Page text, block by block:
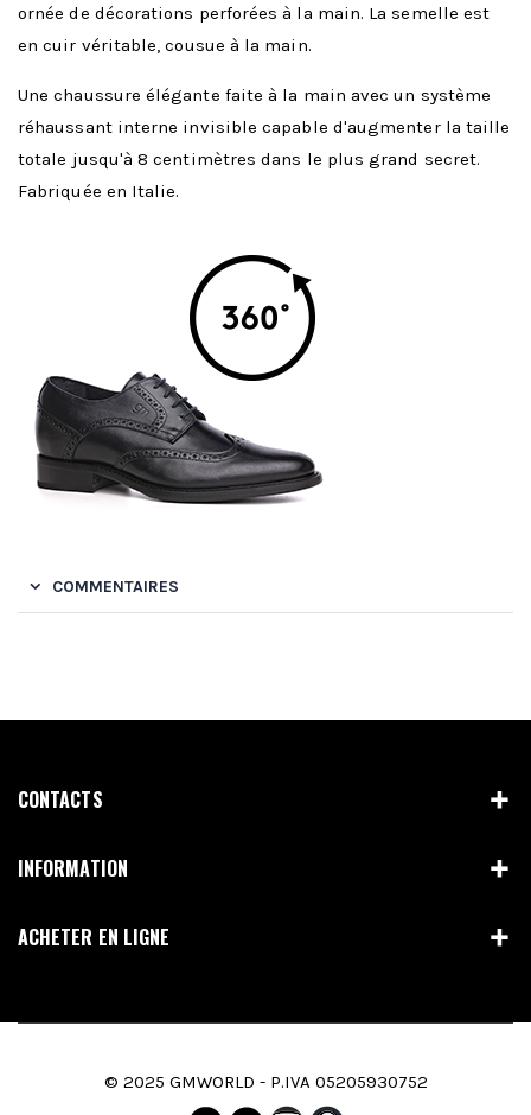
ornée de décorations perforées à la main. La semelle est
en cuir véritable, cousue à la main.
Une chaussure élégante faite à la main avec un système
réhaussant interne invisible capable d'augmenter la taille
totale jusqu'à 8 centimètres dans le plus grand secret.
Fabriquée en Italie.
COMMENTAIRES
CONTACTS
INFORMATION
ACHETER EN LIGNE
© 2025 GMWORLD - P.IVA 05205930752